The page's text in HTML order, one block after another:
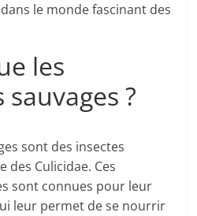
le monde fascinant des
les
?
sont des insectes
des Culicidae. Ces
sont connues pour leur
leur permet de se nourrir